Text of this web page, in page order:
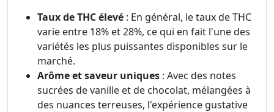
Taux de THC élevé : En général, le taux de THC
varie entre 18% et 28%, ce qui en fait l'une des
variétés les plus puissantes disponibles sur le
marché.
Arôme et saveur uniques : Avec des notes
sucrées de vanille et de chocolat, mélangées à
des nuances terreuses, l'expérience gustative